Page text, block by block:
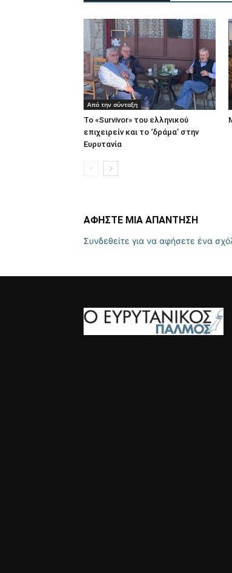
Από την σύνταξη
Το «Survivor» του ελληνικού
επιχειρείν και το ‘δράμα’ στην
Ευρυτανία
ΑΦΗΣΤΕ ΜΙΑ ΑΠΑΝΤΗΣΗ
Συνδεθείτε για να αφήσετε ένα